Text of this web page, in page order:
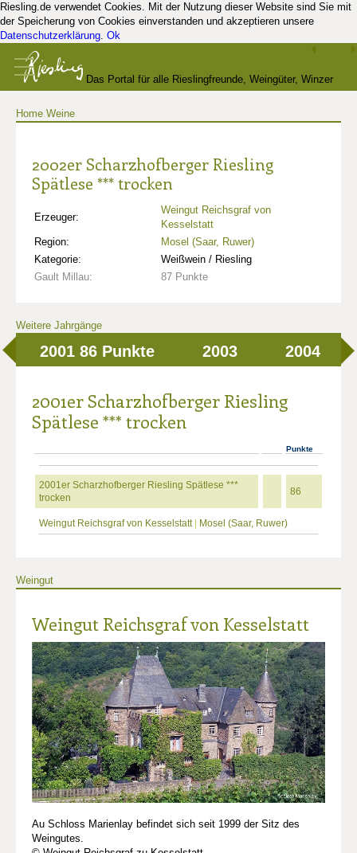
Riesling.de verwendet Cookies. Mit der Nutzung dieser Website sind Sie mit
der Speicherung von Cookies einverstanden und akzeptieren unsere
Datenschutzerklärung. Ok
Das Portal für alle Rieslingfreunde, Weingüter, Winzer
Home Weine
2002er Scharzhofberger Riesling
Spätlese *** trocken
Erzeuger:
Weingut Reichsgraf von
Kesselstatt
Region:
Mosel (Saar, Ruwer)
Kategorie:
Weißwein / Riesling
Gault Millau:
87 Punkte
Weitere Jahrgänge
2001 86 Punkte 2003 2004
2001er Scharzhofberger Riesling
Spätlese *** trocken
Punkte
2001er Scharzhofberger Riesling Spätlese ***
trocken
86
Weingut Reichsgraf von Kesselstatt| Mosel (Saar, Ruwer)
Weingut
Weingut Reichsgraf von Kesselstatt
Au Schloss Marienlay befindet sich seit 1999 der Sitz des
Weingutes.